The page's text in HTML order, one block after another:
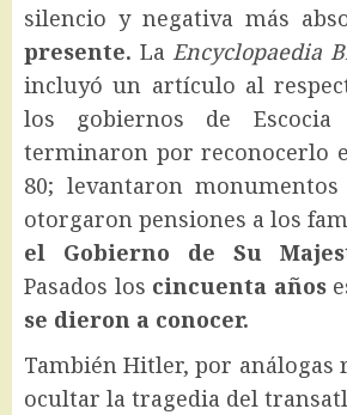
silencio y negativa más
presente. La Encyclopaedia
incluyó un artículo al
los gobiernos de
terminaron por reconocerlo
80; levantaron
otorgaron pensiones a los
el Gobierno de Su
Pasados los cincuenta años
se dieron a conocer.
También Hitler, por análogas
ocultar la tragedia del